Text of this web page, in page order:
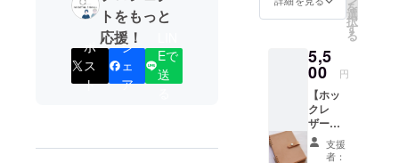
トをもっと
応援！
ポ
ス
ト
シ
ェ
ア
Eで
送
前（イ
ニシャ
ル）を
記入さ
せて頂
きま
す。 ①
ポスト
メモ帳
②こど
ノート
を１冊
お贈り
しま
す。 こ
ども達
へ贈る
ノート
を
選
択
す
る
5,5
00 円
【ホッ
クレ
ザー
ノート
（B６サ
支援
者：